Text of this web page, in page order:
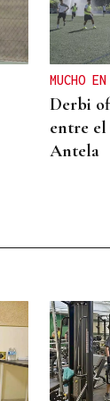
MUCHO
Derbi
entre el
Antela